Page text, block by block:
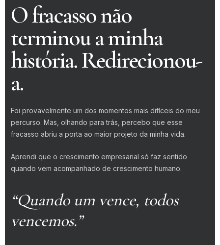
O fracasso não
terminou a minha
história. Redirecionou-
a.
Foi provavelmente um dos momentos mais difíceis do meu
percurso. Mas, olhando para trás, percebo que esse
fracasso abriu a porta ao maior projeto da minha vida.
Aprendi que o crescimento empresarial só faz sentido
quando vem acompanhado de crescimento humano.
“Quando um vence, todos
vencemos.”